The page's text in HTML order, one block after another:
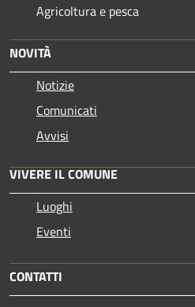
Agricoltura e pesca
NOVITÀ
Notizie
Comunicati
Avvisi
VIVERE IL COMUNE
Luoghi
Eventi
CONTATTI